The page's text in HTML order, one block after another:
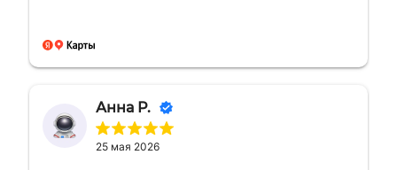
Анна Р.
25 мая 2026